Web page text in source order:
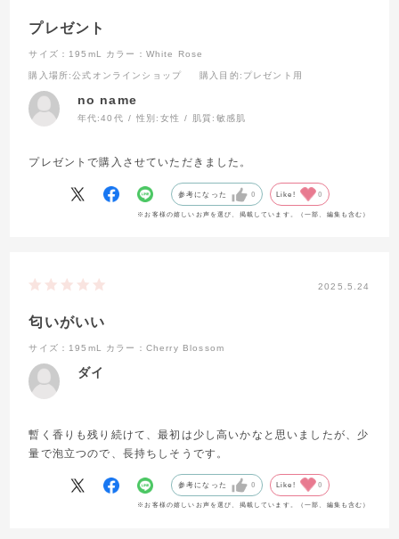
プレゼント
サイズ：195mL カラー：White Rose
購入場所:公式オンラインショップ 購入目的 :プレゼント用
no name
年代:40代 性別: 女性 肌質: 敏感肌
プレゼントで購入させていただきました。
参考になった 0 Like! 0
※お客様の嬉しいお声を選び、掲載しています。（一部、編集も含む）
2025.5.24
匂いがいい
サイズ：195mL カラー：Cherry Blossom
ダイ
暫く香りも残り続けて、最初は少し高いかなと思いましたが、少
量で泡立つので、長持ちしそうです。
参考になった 0 Like! 0
※お客様の嬉しいお声を選び、掲載しています。（一部、編集も含む）